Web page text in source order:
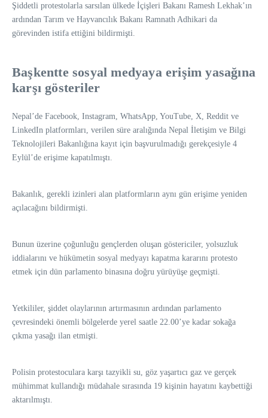
Şiddetli protestolarla sarsılan ülkede İçişleri Bakanı Ramesh Lekhak’ın
ardından Tarım ve Hayvancılık Bakanı Ramnath Adhikari da
görevinden istifa ettiğini bildirmişti.
Başkentte sosyal medyaya erişim yasağına
karşı gösteriler
Nepal’de Facebook, Instagram, WhatsApp, YouTube, X, Reddit ve
LinkedIn platformları, verilen süre aralığında Nepal İletişim ve Bilgi
Teknolojileri Bakanlığına kayıt için başvurulmadığı gerekçesiyle 4
Eylül’de erişime kapatılmıştı.
Bakanlık, gerekli izinleri alan platformların aynı gün erişime yeniden
açılacağını bildirmişti.
Bunun üzerine çoğunluğu gençlerden oluşan göstericiler, yolsuzluk
iddialarını ve hükümetin sosyal medyayı kapatma kararını protesto
etmek için dün parlamento binasına doğru yürüyüşe geçmişti.
Yetkililer, şiddet olaylarının artırmasının ardından parlamento
çevresindeki önemli bölgelerde yerel saatle 22.00’ye kadar sokağa
çıkma yasağı ilan etmişti.
Polisin protestoculara karşı tazyikli su, göz yaşartıcı gaz ve gerçek
mühimmat kullandığı müdahale sırasında 19 kişinin hayatını kaybettiği
aktarılmıştı.